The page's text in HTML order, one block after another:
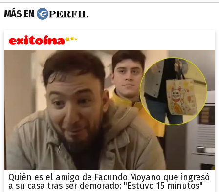
MÁS EN
Quién es el amigo de Facundo Moyano que ingresó
a su casa tras ser demorado: "Estuvo 15 minutos"